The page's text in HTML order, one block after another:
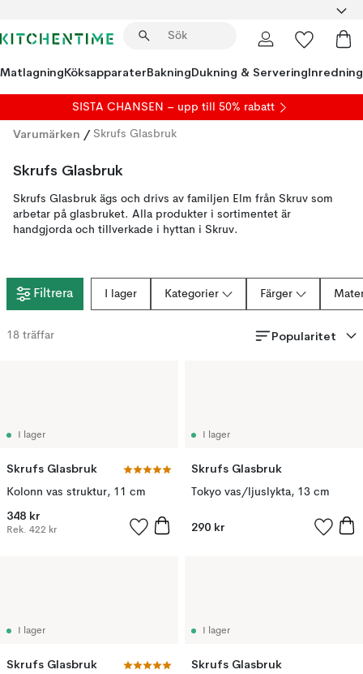
MatlagningKöksapparaterBakningDukning & ServeringInredning
SISTA CHANSEN – upp till 50% rabatt
Varumärken / Skrufs Glasbruk
Skrufs Glasbruk
Skrufs Glasbruk ägs och drivs av familjen Elm från Skruv som
arbetar på glasbruket. Alla produkter i sortimentet är
handgjorda och tillverkade i hyttan i Skruv.
Filtrera I lager Kategorier Färger
18 träffar Popularitet
I lager
Skrufs Glasbruk
Kolonn vas struktur, 11 cm
348 kr
Rek. 422 kr
I lager
Skrufs Glasbruk
Tokyo vas/ljuslykta, 13 cm
290 kr
I lager
Skrufs Glasbruk
I lager
Skrufs Glasbruk